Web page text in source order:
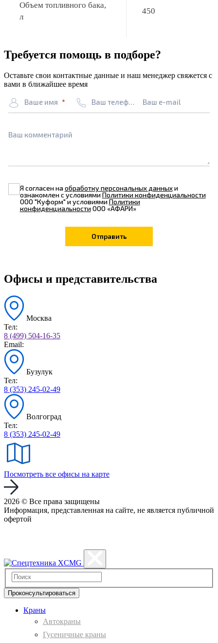
Объем топливного бака,
л
450
Требуется помощь в подборе?
Оставьте свои контактные данные и наш менеджер свяжется с
вами в ближайшее время
Ваше имя Ваш телефон Ваш e-mail
Ваш комментарий
Я согласен наобработку персональных данныхи
ознакомлен с условиямиПолитики конфиденциальности
ООО "Куформ" и условиямиПолитики
конфиденциальностиООО «АФАРИ»
Офисы и представительства
Москва
Тел:
8 (499) 504-16-35
Email:
Бузулук
Тел:
8 (353) 245-02-49
Волгоград
Тел:
8 (353) 245-02-49
Посмотреть все офисы на карте
2026 © Все права защищены
Информация, представленная на сайте, не является публичной
офертой
Проконсультироваться
Краны
Автокраны
Гусеничные краны